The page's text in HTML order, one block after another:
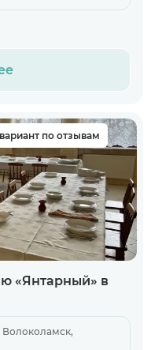
по отзывам
«Янтарный» в
Волоколамск,